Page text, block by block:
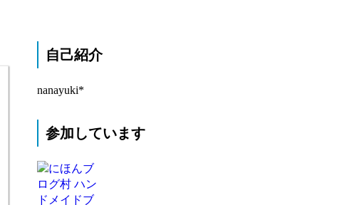
自己紹介
nanayuki*
参加しています